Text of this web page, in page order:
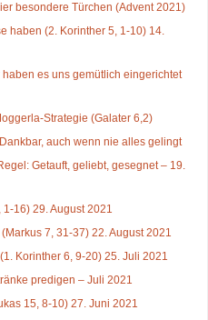
besondere Türchen (Advent 2021)
haben (2. Korinther 5, 1-10) 14.
es uns gemütlich eingerichtet
Strategie (Galater 6,2)
auch wenn nie alles gelingt
Getauft, geliebt, gesegnet – 19.
16) 29. August 2021
7, 31-37) 22. August 2021
Korinther 6, 9-20) 25. Juli 2021
predigen – Juli 2021
15, 8-10) 27. Juni 2021